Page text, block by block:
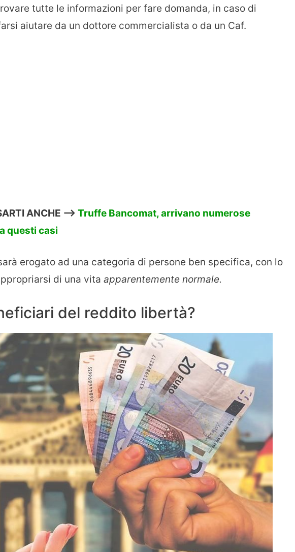
tutte le informazioni per fare domanda, in caso di
aiutare da un dottore commercialista o da un Caf.
ANCHE —> Truffe Bancomat, arrivano numerose
questi casi
erogato ad una categoria di persone ben specifica, con lo
di una vita apparentemente normale.
del reddito libertà?